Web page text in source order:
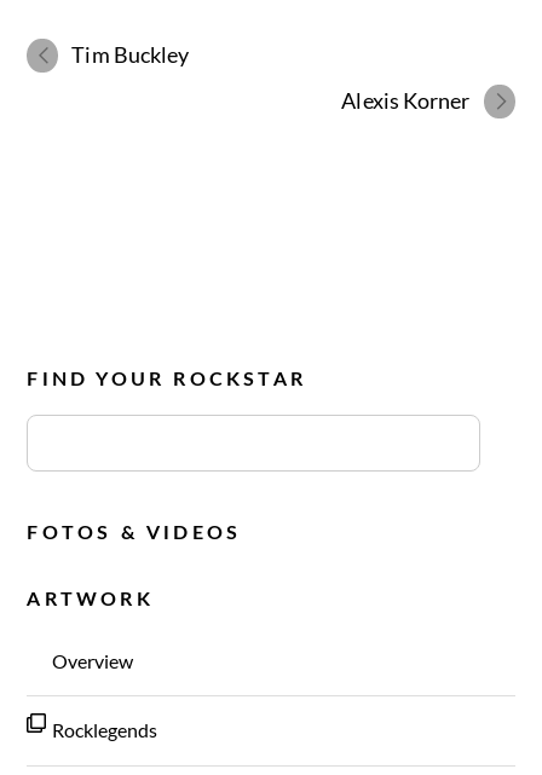
Tim Buckley
Alexis Korner
FIND YOUR ROCKSTAR
FOTOS & VIDEOS
ARTWORK
Overview
Rocklegends